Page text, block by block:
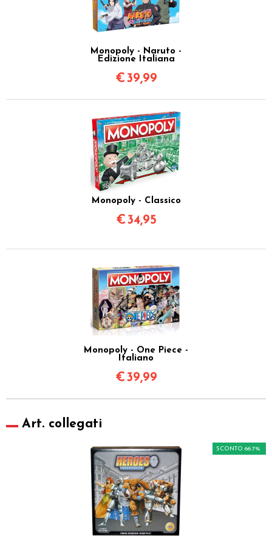
Monopoly - Naruto -
Edizione Italiana
€39,99
Monopoly - Classico
€34,95
Monopoly - One Piece -
Italiano
€39,99
Art. collegati
SCONTO 66.7%